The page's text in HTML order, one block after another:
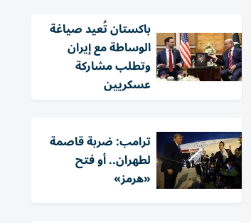
باكستان تُعيد صياغة
الوساطة مع إيران
وتطلب مشاركة
عسكريين
ترامب: ضربة قاصمة
لطهران.. أو فتح
«هرمز»